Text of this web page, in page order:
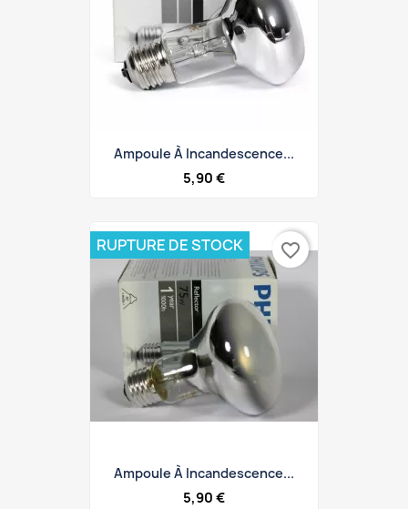
Ampoule À Incandescence...
5,90 €
Ampoule À Incandescence...
5,90 €
RUPTURE DE STOCK favorite_border